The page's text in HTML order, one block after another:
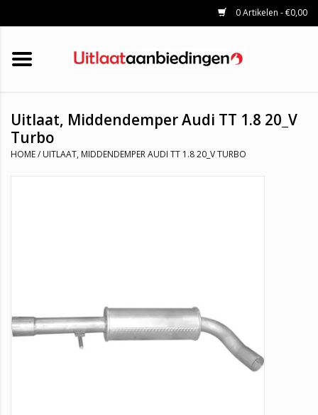
0 Artikelen - €0,00
HOME
KATALYSATOREN
UNIVERSELE UITLAATDELEN
MERKEN
Uitlaat, Middendemper Audi TT 1.8 20_V
Turbo
HOME/ UITLAAT, MIDDENDEMPER AUDI TT 1.8 20_V TURBO